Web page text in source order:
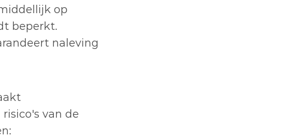
op
beperkt.
naleving
van de